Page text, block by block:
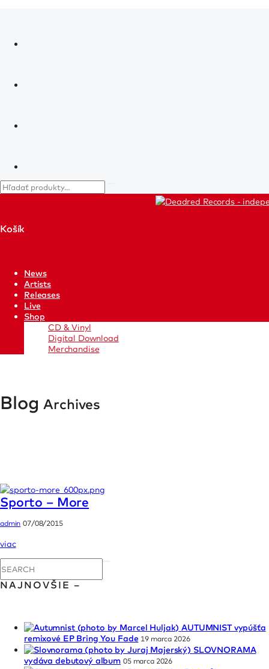
Košík
News
Artists
Releases
Live
Shop
CD & Vinyl
Digital Download
Merchandise
Blog Archives
Sporto – More
admin 07/08/2015
viac
NAJNOVŠIE –
AUTUMNIST vypúšťa
remixové EP Bring You Fade 19 marca 2026
SLOVNORAMA
vydáva debutový album 05 marca 2026